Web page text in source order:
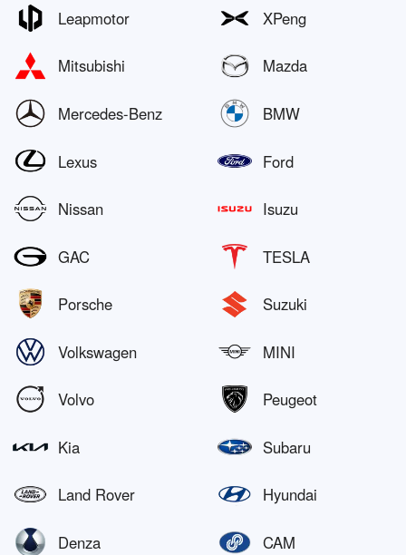
Leapmotor XPeng
Mitsubishi Mazda
Mercedes-Benz BMW
Lexus Ford
Nissan Isuzu
GAC TESLA
Porsche Suzuki
Volkswagen MINI
Volvo Peugeot
Kia Subaru
Land Rover Hyundai
Denza CAM